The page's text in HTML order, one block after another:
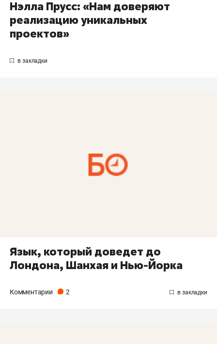
Нэлла Прусс: «Нам доверяют
реализацию уникальных
проектов»
Язык, который доведет до
Лондона, Шанхая и Нью-Йорка
Комментарии 2